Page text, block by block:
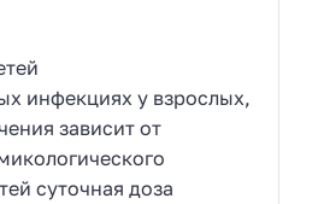
инфекциях у взрослых,
зависит от
суточная доза